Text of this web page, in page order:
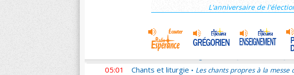
L'anniversaire de
Nouveau Testament • Corinthiens 6/6
Entrons dans la liturgie Transfiguration du
Entrons dans la liturgie • Transfiguration du
05:01 Chants et liturgie • Les chants propres à la